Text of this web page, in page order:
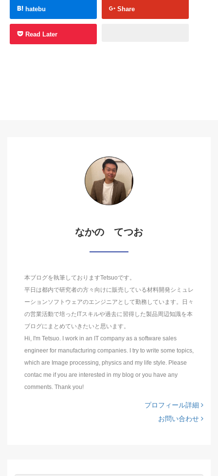
hatebu Share
Read Later
なかの てつお
本ブログを執筆しておりますTetsuoです。
平日は都内で研究者の方々向けに販売している材料開発シミュレ
ーションソフトウェアのエンジニアとして勤務しています。日々
の営業活動で培ったITスキルや過去に習得した製品周辺知識を本
ブログにまとめていきたいと思います。
Hi, I'm Tetsuo. I work in an IT company as a software sales
engineer for manufacturing companies. I try to write some topics,
which are Image processing, physics and my life style. Please
contac me if you are interested in my blog or you have any
comments. Thank you!
プロフィール詳細
お問い合わせ